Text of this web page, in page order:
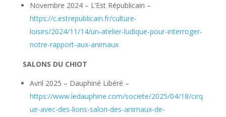
Novembre 2024 – L’Est Républicain –
https://c.estrepublicain.fr/culture-
loisirs/2024/11/14/un-atelier-ludique-pour-interroger-
notre-rapport-aux-animaux
SALONS DU CHIOT
Avril 2025 – Dauphiné Libéré –
https://www.ledauphine.com/societe/2025/04/18/cirq
ue-avec-des-lions-salon-des-animaux-de-